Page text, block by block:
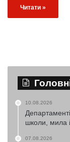
Читати »
10.08.2026
школи, мила
07.08.2026